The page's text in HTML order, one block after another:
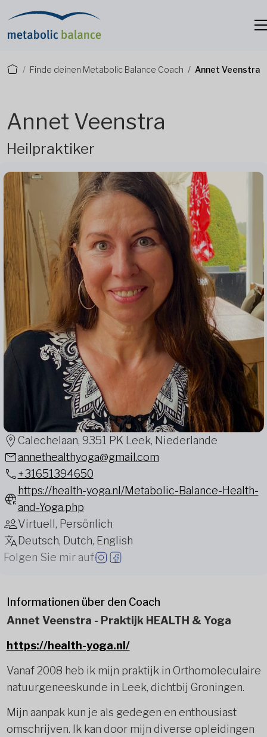
Finde deinen Metabolic Balance Coach Annet Veenstra
Annet Veenstra
Heilpraktiker
Calechelaan, 9351 PK Leek, Niederlande
annethealthyoga@gmail.com
+31651394650
https://health-yoga.nl/Metabolic-Balance-Health-
and-Yoga.php
Virtuell, Persönlich
Deutsch, Dutch, English
Folgen Sie mir auf
Informationen über den Coach
Annet Veenstra - Praktijk HEALTH & Yoga
https://health-yoga.nl/
Vanaf 2008 heb ik mijn praktijk in Orthomoleculaire
natuurgeneeskunde in Leek, dichtbij Groningen.
Mijn aanpak kun je als gedegen en enthousiast
omschrijven. Ik kan door mijn diverse opleidingen